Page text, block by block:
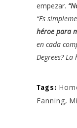
empezar.
“Es
héroe para
en cada
Degrees? La
Tags:
Fanning,